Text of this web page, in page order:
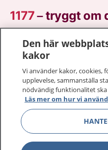
1177–tryggt om
På 1177.se får du råd
sjukdomar och vilka
vårdärenden. Ring
sjukvårdsrådgivning
1177 ger dig råd när du
Den här
kakor
Vi använder kakor, cookies,
upplevelse, sammanställa
nödvändig funktionalitet
Läs mer om hur vi